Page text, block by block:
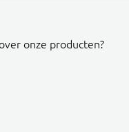
onze producten?